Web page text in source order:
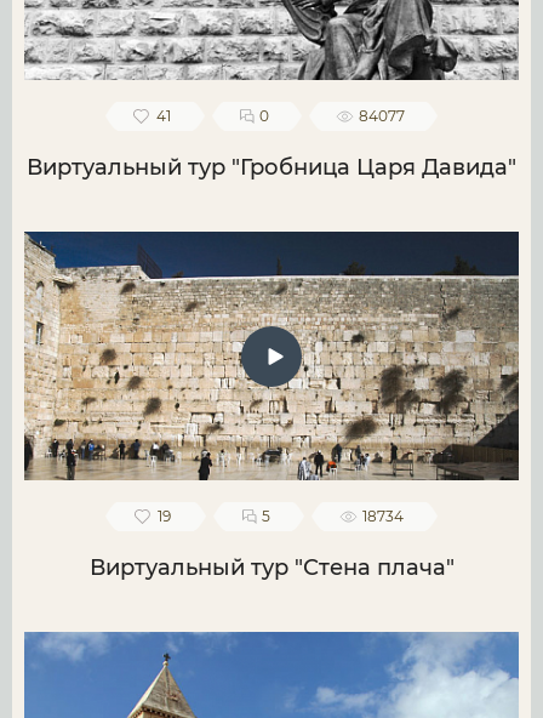
41 0 84077
Виртуальный тур "Гробница Царя Давида"
19 5 18734
Виртуальный тур "Стена плача"